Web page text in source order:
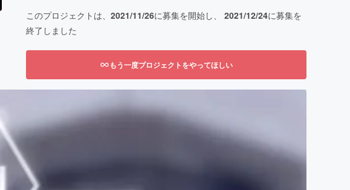
このプロジェクトは、 2021/11/26に募集を開始し、 2021/12/24に募集を
終了しました
もう一度プロジェクトをやってほしい